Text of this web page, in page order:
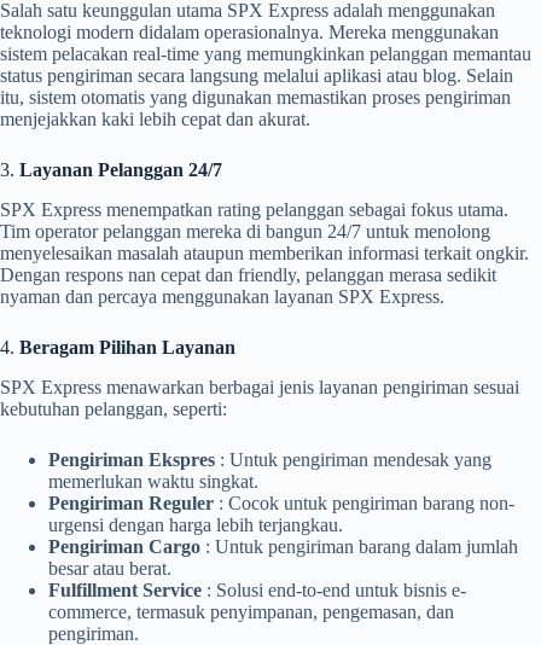
Salah satu keunggulan utama SPX Express adalah menggunakan
teknologi modern didalam operasionalnya. Mereka menggunakan
sistem pelacakan real-time yang memungkinkan pelanggan memantau
status pengiriman secara langsung melalui aplikasi atau blog. Selain
itu, sistem otomatis yang digunakan memastikan proses pengiriman
menjejakkan kaki lebih cepat dan akurat.
3. Layanan Pelanggan 24/7
SPX Express menempatkan rating pelanggan sebagai fokus utama.
Tim operator pelanggan mereka di bangun 24/7 untuk menolong
menyelesaikan masalah ataupun memberikan informasi terkait ongkir.
Dengan respons nan cepat dan friendly, pelanggan merasa sedikit
nyaman dan percaya menggunakan layanan SPX Express.
4. Beragam Pilihan Layanan
SPX Express menawarkan berbagai jenis layanan pengiriman sesuai
kebutuhan pelanggan, seperti:
Pengiriman Ekspres : Untuk pengiriman mendesak yang
memerlukan waktu singkat.
Pengiriman Reguler : Cocok untuk pengiriman barang non-
urgensi dengan harga lebih terjangkau.
Pengiriman Cargo : Untuk pengiriman barang dalam jumlah
besar atau berat.
Fulfillment Service : Solusi end-to-end untuk bisnis e-
commerce, termasuk penyimpanan, pengemasan, dan
pengiriman.